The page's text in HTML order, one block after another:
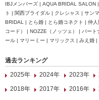
IBJメンバーズ | AQUA BRIDAL SALON
ト | 関西ブライダル | クレシャス | サン
BRIDAL | とら婚 | とら婚コネクト | 仲
コード） | NOZZE（ノッツェ） | パー
ール | マリーミー | マリックス | みえ婚
過去ランキング
2025年
2024年 2023年
2018年
2017年 2016年